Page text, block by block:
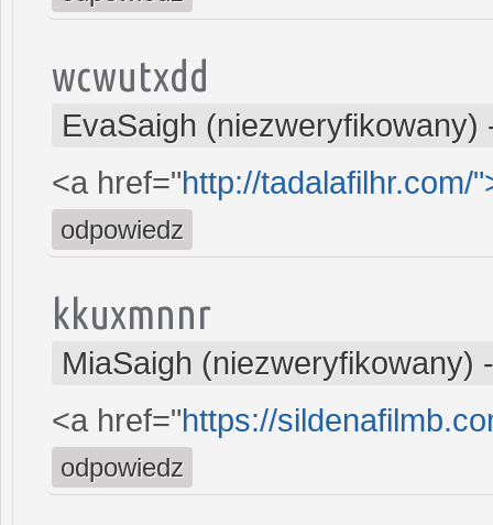
wcwutxdd
EvaSaigh (niezweryfikowany)
<a href="http://tadalafilhr.com/
odpowiedz
kkuxmnnr
MiaSaigh (niezweryfikowany)
<a href="https://
odpowiedz